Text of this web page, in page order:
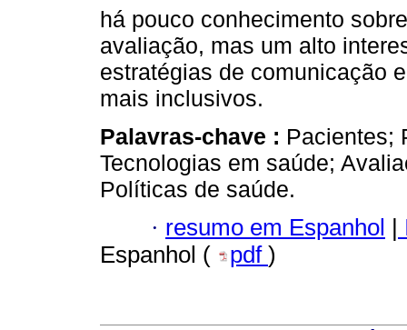
há pouco conhecimento
avaliação, mas um alto
estratégias de comunicação
mais inclusivos.
Palavras-chave : Pacientes;
Tecnologias em saúde;
Políticas de saúde.
· resumo em Espanhol
Espanhol (
pdf )